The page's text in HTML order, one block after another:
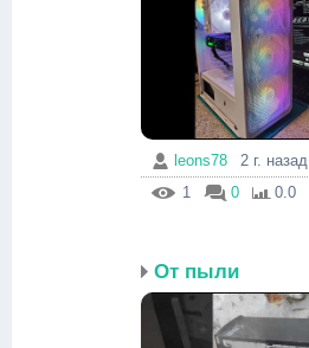
leons78
2 г. назад
1
0 0.0
От пыли